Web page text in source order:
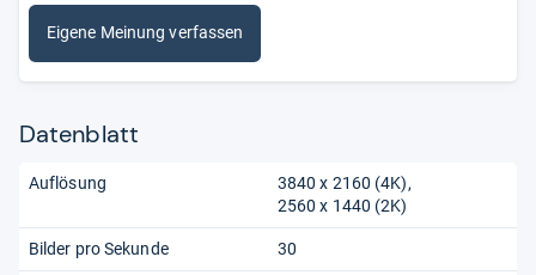
Eigene Meinung verfassen
Datenblatt
Auflösung
3840 x 2160 (4K)
2560 x 1440 (2K)
Bilder pro Sekunde 30